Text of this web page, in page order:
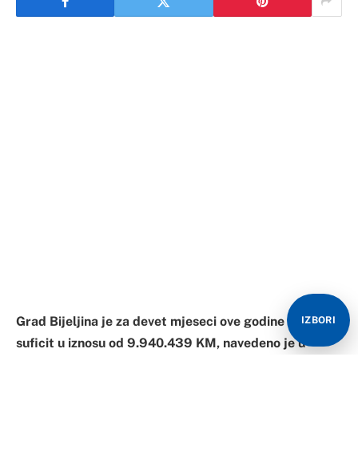
Grad Bijeljina je za devet mjeseci ove godine ostvario
suficit u iznosu od 9.940.439 KM, navedeno je u
IZBORI